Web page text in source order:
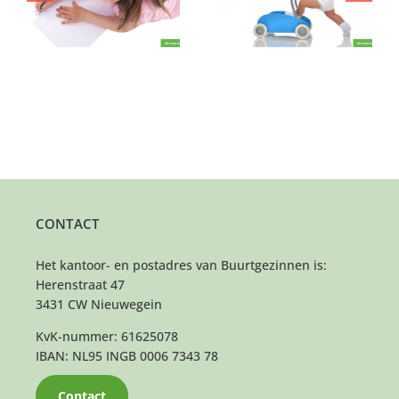
doe je mee?
CONTACT
Het kantoor- en postadres van Buurtgezinnen is:
Herenstraat 47
3431 CW Nieuwegein
KvK-nummer: 61625078
IBAN: NL95 INGB 0006 7343 78